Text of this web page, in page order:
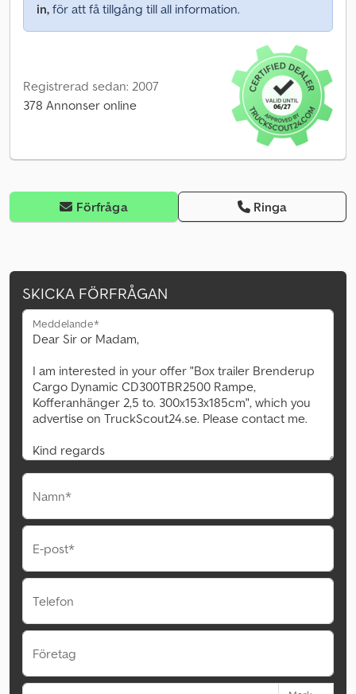
in, för att få tillgång till all information.
Registrerad sedan: 2007
378 Annonser online
Förfråga Ringa
SKICKA FÖRFRÅGAN
Meddelande*
Namn*
E-post*
Telefon
Företag